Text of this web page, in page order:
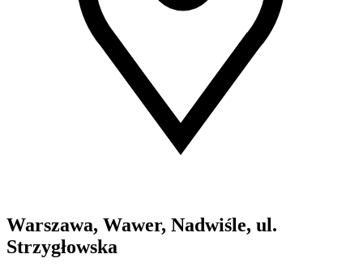
Warszawa, Wawer, Nadwiśle, ul.
Strzygłowska